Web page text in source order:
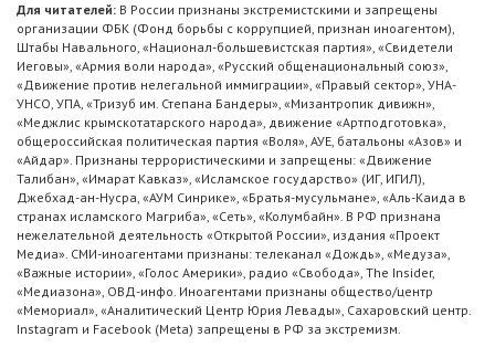
Для читателей: В России признаны экстремистскими и запрещены
организации ФБК (Фонд борьбы с коррупцией, признан иноагентом),
Штабы Навального, «Национал-большевистская партия», «Свидетели
Иеговы», «Армия воли народа», «Русский общенациональный союз»,
«Движение против нелегальной иммиграции», «Правый сектор», УНА-
УНСО, УПА, «Тризуб им. Степана Бандеры», «Мизантропик дивижн»,
«Меджлис крымскотатарского народа», движение «Артподготовка»,
общероссийская политическая партия «Воля», АУЕ, батальоны «Азов» и
«Айдар». Признаны террористическими и запрещены: «Движение
Талибан», «Имарат Кавказ», «Исламское государство» (ИГ, ИГИЛ),
Джебхад-ан-Нусра, «АУМ Синрике», «Братья-мусульмане», «Аль-Каида в
странах исламского Магриба», «Сеть», «Колумбайн». В РФ признана
нежелательной деятельность «Открытой России», издания «Проект
Медиа». СМИ-иноагентами признаны: телеканал «Дождь», «Медуза»,
«Важные истории», «Голос Америки», радио «Свобода», The Insider,
«Медиазона», ОВД-инфо. Иноагентами признаны общество/центр
«Мемориал», «Аналитический Центр Юрия Левады», Сахаровский центр.
Instagram и Facebook (Metа) запрещены в РФ за экстремизм.